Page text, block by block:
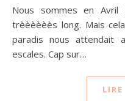
Nous sommes en Avril 2018. Le voyage est long …
trèèèèèès long. Mais
paradis nous attendait
escales. Cap sur…